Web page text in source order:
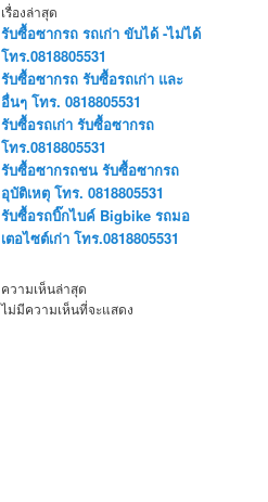
เรื่องล่าสุด
รับซื้อซากรถ รถเก่า ขับได้ -ไม่ได้
โทร.0818805531
รับซื้อซากรถ รับซื้อรถเก่า และ
อื่นๆ โทร. 0818805531
รับซื้อรถเก่า รับซื้อซากรถ
โทร.0818805531
รับซื้อซากรถชน รับซื้อซากรถ
อุบัติเหตุ โทร. 0818805531
รับซื้อรถบิ๊กไบค์ Bigbike รถมอ
เตอไซต์เก่า โทร.0818805531
ความเห็นล่าสุด
ไม่มีความเห็นที่จะแสดง